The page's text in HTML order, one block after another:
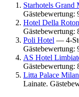
Starhotels Grand
Hotel Della
Poli Hotel — 4-
AS Hotel
Litta Palace
Lainate.